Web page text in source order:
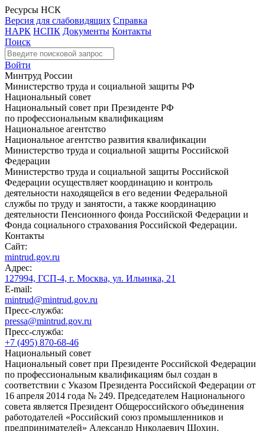
Ресурсы НСК
Версия для слабовидящих Справка
НАРК НСПК Документы Контакты
Поиск
Войти
Минтруд России
Министерство труда и социальной защиты РФ
Национальный совет
Национальный совет при Президенте РФ
по профессиональным квалификациям
Национальное агентство
Национальное агентство развития квалификации
Министерство труда и социальной защиты Российской
Федерации
Министерство труда и социальной защиты Российской
Федерации осуществляет координацию и контроль
деятельности находящейся в его ведении Федеральной
службы по труду и занятости, а также координацию
деятельности Пенсионного фонда Российской Федерации и
Фонда социального страхования Российской Федерации.
Контакты
Сайт:
mintrud.gov.ru
Адрес:
127994, ГСП-4, г. Москва, ул. Ильинка, 21
E-mail:
mintrud@mintrud.gov.ru
Пресс-служба:
pressa@mintrud.gov.ru
Пресс-служба:
+7 (495) 870-68-46
Национальный совет
Национальный совет при Президенте Российской Федерации
по профессиональным квалификациям был создан в
соответствии с Указом Президента Российской Федерации от
16 апреля 2014 года № 249. Председателем Национального
совета является Президент Общероссийского объединения
работодателей «Российский союз промышленников и
предпринимателей» Александр Николаевич Шохин.